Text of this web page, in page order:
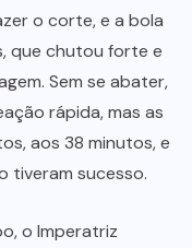
o corte, e a bola
que chutou forte e
Sem se abater,
rápida, mas as
aos 38 minutos, e
tiveram sucesso.
o Imperatriz